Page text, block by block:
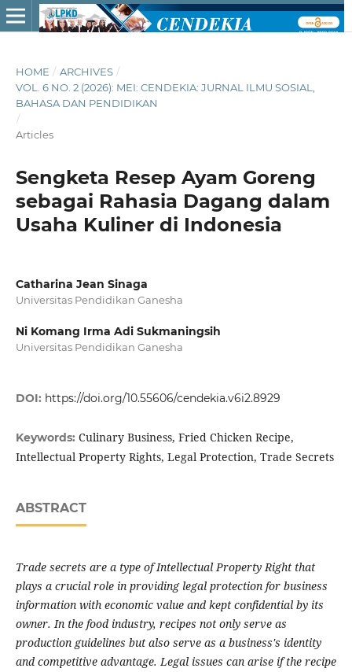
HOME / ARCHIVES /
VOL. 6 NO. 2 (2026): MEI: CENDEKIA: JURNAL ILMU SOSIAL,
BAHASA DAN PENDIDIKAN
/
Articles
Sengketa Resep Ayam Goreng
sebagai Rahasia Dagang dalam
Usaha Kuliner di Indonesia
Catharina Jean Sinaga
Universitas Pendidikan Ganesha
Ni Komang Irma Adi Sukmaningsih
Universitas Pendidikan Ganesha
DOI: https://doi.org/10.55606/cendekia.v6i2.8929
Keywords: Culinary Business, Fried Chicken Recipe,
Intellectual Property Rights, Legal Protection, Trade Secrets
ABSTRACT
Trade secrets are a type of Intellectual Property Right that
plays a crucial role in providing legal protection for business
information with economic value and kept confidential by its
owner. In the food industry, recipes not only serve as
production guidelines but also serve as a business's identity
and competitive advantage. Legal issues can arise if the recipe